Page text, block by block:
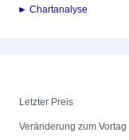
► Chartanalyse
Letzter Preis
Veränderung zum Vortag